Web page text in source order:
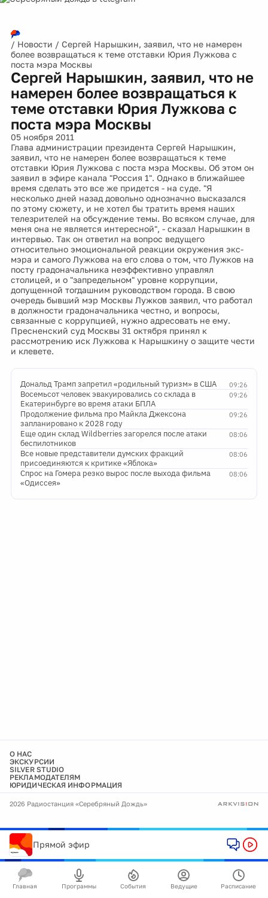
/ Новости / Сергей Нарышкин, заявил, что не намерен
более возвращаться к теме отставки Юрия Лужкова с
поста мэра Москвы
Сергей Нарышкин, заявил, что не
намерен более возвращаться к
теме отставки Юрия Лужкова с
поста мэра Москвы
05 ноября 2011
Глава администрации президента Сергей Нарышкин,
заявил, что не намерен более возвращаться к теме
отставки Юрия Лужкова с поста мэра Москвы. Об этом он
заявил в эфире канала "Россия 1". Однако в ближайшее
время сделать это все же придется - на суде. "Я
несколько дней назад довольно однозначно высказался
по этому сюжету, и не хотел бы тратить время наших
телезрителей на обсуждение темы. Во всяком случае, для
меня она не является интересной", - сказал Нарышкин в
интервью. Так он ответил на вопрос ведущего
относительно эмоциональной реакции окружения экс-
мэра и самого Лужкова на его слова о том, что Лужков на
посту градоначальника неэффективно управлял
столицей, и о "запредельном" уровне коррупции,
допущенной тогдашним руководством города. В свою
очередь бывший мэр Москвы Лужков заявил, что работал
в должности градоначальника честно, и вопросы,
связанные с коррупцией, нужно адресовать не ему.
Пресненский суд Москвы 31 октября принял к
рассмотрению иск Лужкова к Нарышкину о защите чести
и клевете.
09:26
Дональд Трамп запретил «родильный туризм» в США
09:26
Восемьсот человек эвакуировались со склада в
Екатеринбурге во время атаки БПЛА
09:26
Продолжение фильма про Майкла Джексона
запланировано к 2028 году
08:06
Еще один склад Wildberries загорелся после атаки
беспилотников
08:06
Все новые представители думских фракций
присоединяются к критике «Яблока»
08:06
Спрос на Гомера резко вырос после выхода фильма
«Одиссея»
О НАС
ЭКСКУРСИИ
SILVER STUDIO
РЕКЛАМОДАТЕЛЯМ
ЮРИДИЧЕСКАЯ ИНФОРМАЦИЯ
2026 Радиостанция «Серебряный Дождь»
Прямой эфир
Главная Программы События Ведущие Расписание